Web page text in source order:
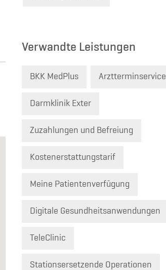
Verwandte Leistungen
BKK MedPlus Arztterminservice
Darmklinik Exter
Zuzahlungen und Befreiung
Kostenerstattungstarif
Meine Patientenverfügung
Digitale Gesundheitsanwendungen
TeleClinic
Stationsersetzende Operationen